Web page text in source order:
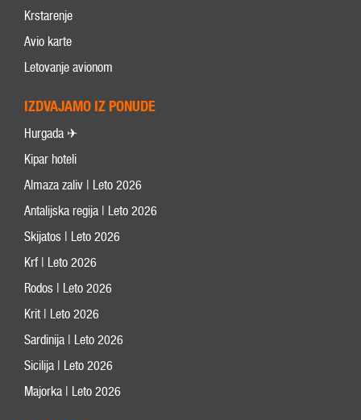
Krstarenje
Avio karte
Letovanje avionom
IZDVAJAMO IZ PONUDE
Hurgada ✈
Kipar hoteli
Almaza zaliv | Leto 2026
Antalijska regija | Leto 2026
Skijatos | Leto 2026
Krf | Leto 2026
Rodos | Leto 2026
Krit | Leto 2026
Sardinija | Leto 2026
Sicilija | Leto 2026
Majorka | Leto 2026